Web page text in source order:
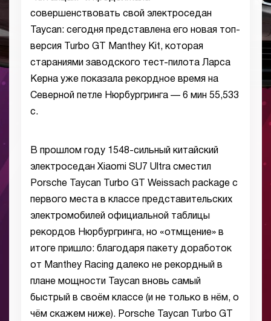
совершенствовать свой электроседан
Taycan: сегодня представлена его новая топ-
версия Turbo GT Manthey Kit, которая
стараниями заводского тест-пилота Ларса
Керна уже показала рекордное время на
Северной петле Нюрбургринга — 6 мин 55,533
с.
В прошлом году 1548-сильный китайский
электроседан Xiaomi SU7 Ultra сместил
Porsche Taycan Turbo GT Weissach package с
первого места в классе представительских
электромобилей официальной таблицы
рекордов Нюрбургринга, но «отмщение» в
итоге пришло: благодаря пакету доработок
от Manthey Racing далеко не рекордный в
плане мощности Taycan вновь самый
быстрый в своём классе (и не только в нём, о
чём скажем ниже). Porsche Taycan Turbo GT